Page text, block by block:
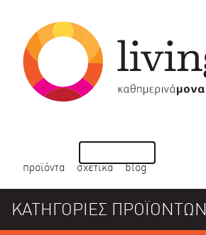
προϊόντα σχετικά blog
ΚΑΤΗΓΟΡΙΕΣ ΠΡΟΪΟΝΤΩΝ